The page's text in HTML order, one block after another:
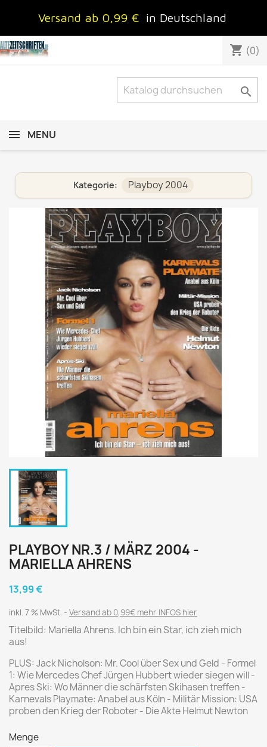
Versand ab 0,99 € in Deutschland
shopping_cart (0)

MENU
Kategorie: Playboy 2004
PLAYBOY NR.3 / MÄRZ 2004 -
MARIELLA AHRENS
13,99 €
inkl. 7 % MwSt. Versand ab 0,99€ mehr INFOS hier
Titelbild: Mariella Ahrens. Ich bin ein Star, ich zieh mich
aus!
PLUS: Jack Nicholson: Mr. Cool über Sex und Geld - Formel
1: Wie Mercedes Chef Jürgen Hubbert wieder siegen will -
Apres Ski: Wo Männer die schärfsten Skihasen treffen -
Karnevals Playmate: Anabel aus Köln - Militär Mission: USA
proben den Krieg der Roboter - Die Akte Helmut Newton
Menge